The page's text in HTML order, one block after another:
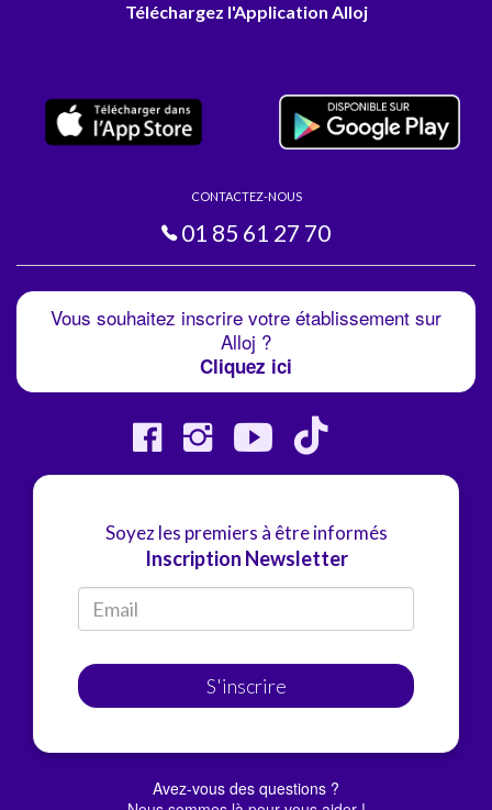
Téléchargez l'Application Alloj
CONTACTEZ-NOUS
01 85 61 27 70
Vous souhaitez inscrire votre établissement sur
Alloj ?
Cliquez ici
Soyez les premiers à être informés
Inscription Newsletter
S'inscrire
Avez-vous des questions ?